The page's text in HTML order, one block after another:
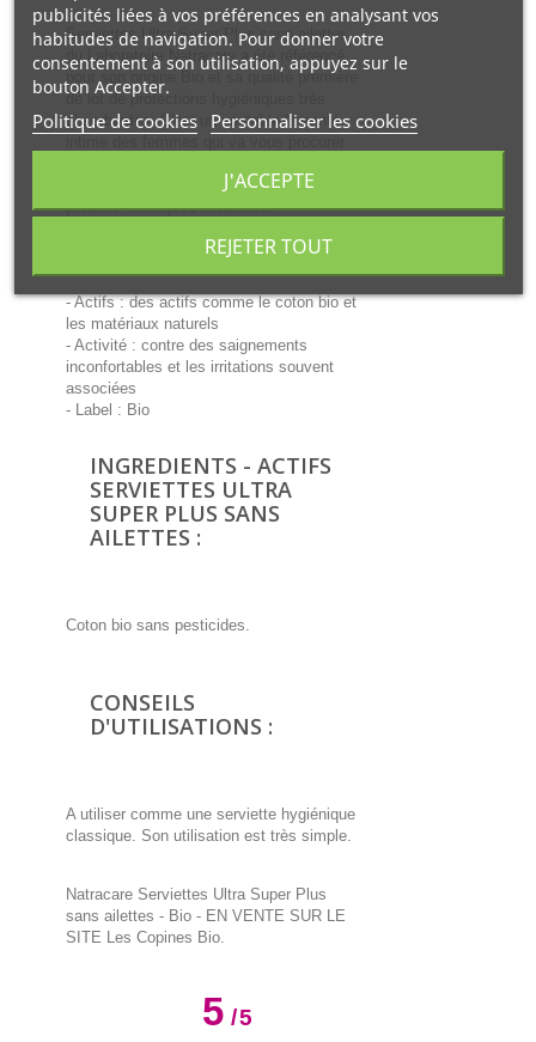
Serviettes Ultra Super Plus sans ailettes
du Laboratoire Natracare a été référencé
pour son origine Bio et sa qualité première
de lot de protections hygiéniques très
absorbantes. C'est un véritable la santé
uniquement sur des êtres humains, sans
produits chimiques ni additifs.
- Actifs : des actifs comme le coton bio et
les matériaux naturels
- Activité : contre des saignements
inconfortables et les irritations souvent
associées
- Label : Bio
INGREDIENTS - ACTIFS
SERVIETTES ULTRA
SUPER PLUS SANS
AILETTES :
Coton bio sans pesticides.
CONSEILS
D'UTILISATIONS :
A utiliser comme une serviette hygiénique
classique. Son utilisation est très simple.
Natracare Serviettes Ultra Super Plus
sans ailettes - Bio - EN VENTE SUR LE
SITE Les Copines Bio.
5/5
publicités liées à vos préférences en analysant vos
habitudes de navigation. Pour donner votre
consentement à son utilisation, appuyez sur le
bouton Accepter.
Politique de cookies Personnaliser les cookies
REJETER TOUT
J'ACCEPTE